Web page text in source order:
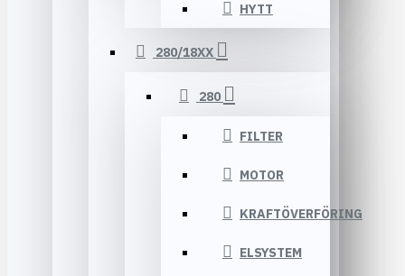
HYTT
280/18XX
280
FILTER
MOTOR
KRAFTÖVERFÖRING
ELSYSTEM